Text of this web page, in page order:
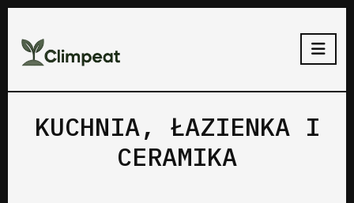
KUCHNIA, ŁAZIENKA I
CERAMIKA